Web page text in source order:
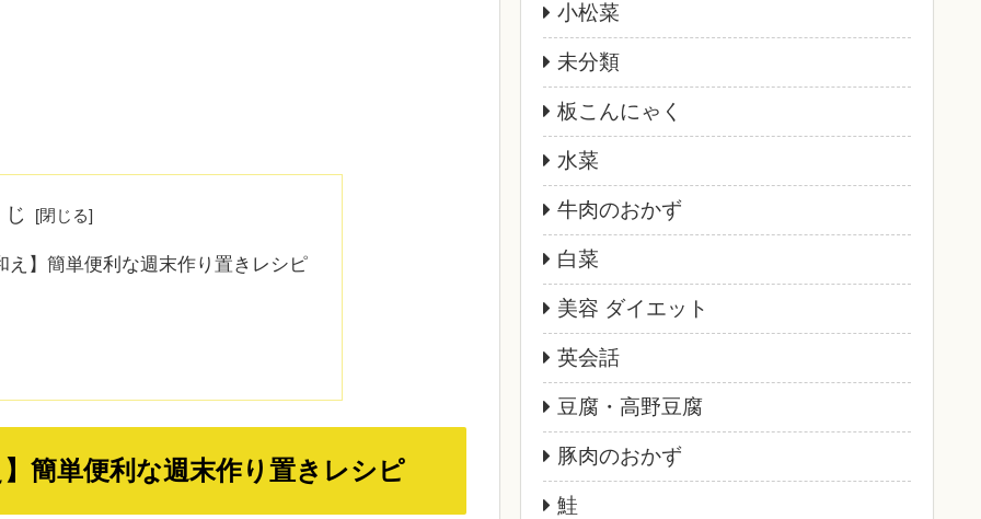
え】簡単便利な週末作り置きレシピ
簡単便利な週末作り置きレシピ
小松菜
未分類
板こんにゃく
水菜
牛肉のおかず
白菜
美容 ダイエット
英会話
豆腐・高野豆腐
豚肉のおかず
鮭